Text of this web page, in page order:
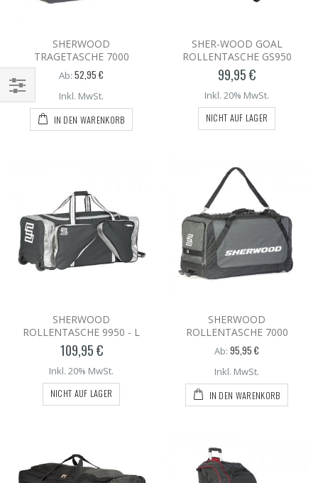
SHERWOOD
TRAGETASCHE 7000
Ab: 52,95 €
Inkl. MwSt.
IN DEN WARENKORB
SHER-WOOD GOAL
ROLLENTASCHE GS950
99,95 €
Inkl. 20% MwSt.
NICHT AUF LAGER
SHERWOOD
ROLLENTASCHE 9950 - L
109,95 €
Inkl. 20% MwSt.
NICHT AUF LAGER
SHERWOOD
ROLLENTASCHE 7000
Ab: 95,95 €
Inkl. MwSt.
IN DEN WARENKORB